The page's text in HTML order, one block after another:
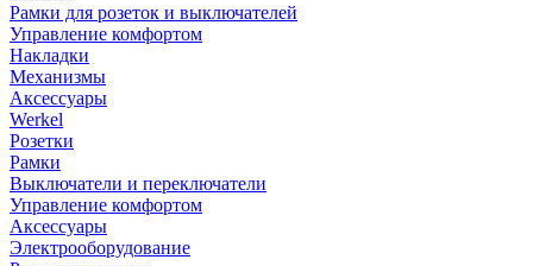
Рамки для розеток и выключателей
Управление комфортом
Накладки
Механизмы
Аксессуары
Werkel
Розетки
Рамки
Выключатели и переключатели
Управление комфортом
Аксессуары
Электрооборудование